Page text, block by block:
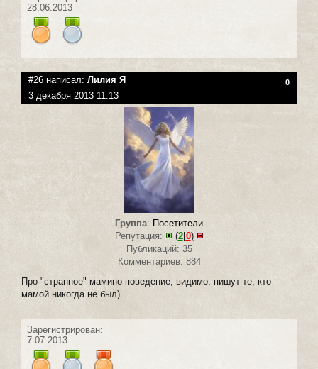
28.06.2013
#26 написал: Лилия Я 0
3 декабря 2013 11:13
Группа: Посетители
Репутация:
(2| 0)
Публикаций: 35
Комментариев: 884
Про "странное" мамино поведение, видимо, пишут те, кто
мамой никогда не был)
Зарегистрирован:
7.07.2013